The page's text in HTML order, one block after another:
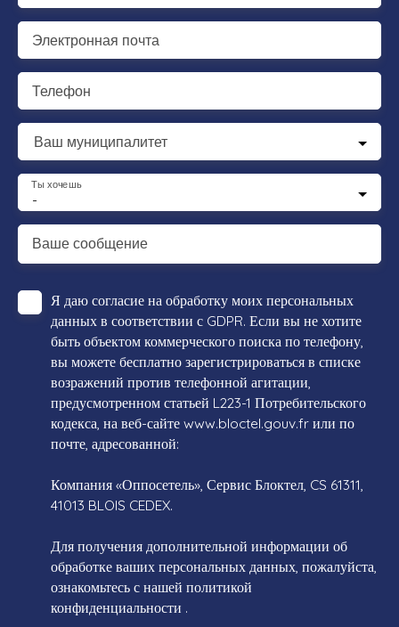
Электронная почта
Телефон
Ваш муниципалитет
-
Ты хочешь
Ваше сообщение
Я даю согласие на обработку моих персональных
данных в соответствии с GDPR. Если вы не хотите
быть объектом коммерческого поиска по телефону,
вы можете бесплатно зарегистрироваться в списке
возражений против телефонной агитации,
предусмотренном статьей L223-1 Потребительского
кодекса, на веб-сайте www.bloctel.gouv.fr или по
почте, адресованной:
Компания «Оппосетель», Сервис Блоктел, CS 61311,
41013 BLOIS CEDEX.
Для получения дополнительной информации об
обработке ваших персональных данных, пожалуйста,
ознакомьтесь с нашей политикой
конфиденциальности .